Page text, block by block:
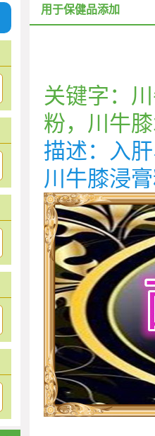
用于保健品添加
关键字：
粉，川牛
描述：入
川牛膝浸